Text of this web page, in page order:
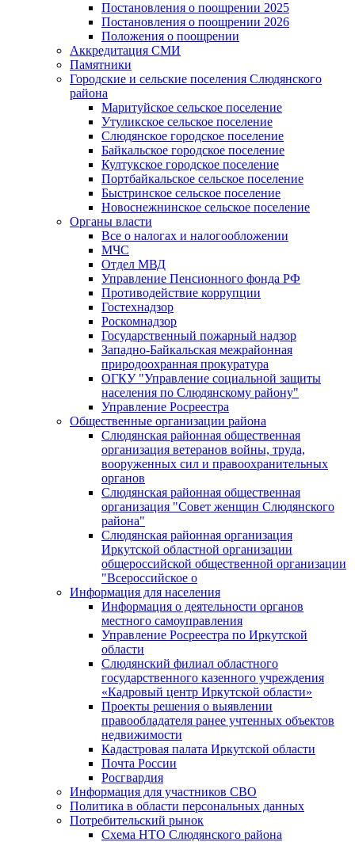
Постановления о поощрении 2025
Постановления о поощрении 2026
Положения о поощрении
Аккредитация СМИ
Памятники
Городские и сельские поселения Слюдянского
района
Маритуйское сельское поселение
Утуликское сельское поселение
Слюдянское городское поселение
Байкальское городское поселение
Култукское городское поселение
Портбайкальское сельское поселение
Быстринское сельское поселение
Новоснежнинское сельское поселение
Органы власти
Все о налогах и налогообложении
МЧС
Отдел МВД
Управление Пенсионного фонда РФ
Противодействие коррупции
Гостехнадзор
Роскомнадзор
Государственный пожарный надзор
Западно-Байкальская межрайонная
природоохранная прокуратура
ОГКУ "Управление социальной защиты
населения по Слюдянскому району"
Управление Росреестра
Общественные организации района
Слюдянская районная общественная
организация ветеранов войны, труда,
вооруженных сил и правоохранительных
органов
Слюдянская районная общественная
организация "Совет женщин Слюдянского
района"
Слюдянская районная организация
Иркутской областной организации
общероссийской общественной организации
"Всероссийское о
Информация для населения
Информация о деятельности органов
местного самоуправления
Управление Росреестра по Иркутской
области
Слюдянский филиал областного
государственного казенного учреждения
«Кадровый центр Иркутской области»
Проекты решения о выявлении
правообладателя ранее учтенных объектов
недвижимости
Кадастровая палата Иркутской области
Почта России
Росгвардия
Информация для участников СВО
Политика в области персональных данных
Потребительский рынок
Схема НТО Слюдянского района